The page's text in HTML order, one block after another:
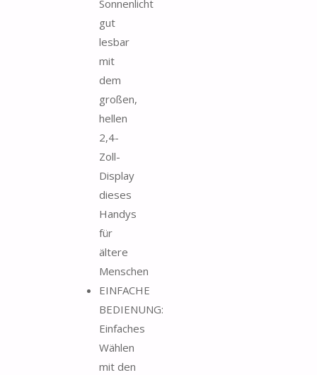
Sonnenlicht
gut
lesbar
mit
dem
großen,
hellen
2,4-
Zoll-
Display
dieses
Handys
für
ältere
Menschen
EINFACHE
BEDIENUNG:
Einfaches
Wählen
mit den